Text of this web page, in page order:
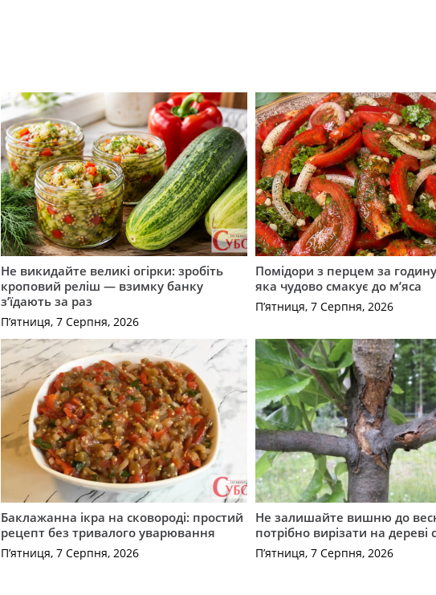
Не викидайте великі огірки: зробіть
кроповий реліш — взимку банку
з’їдають за раз
П’ятниця, 7 Серпня, 2026
Помідори з перцем за
яка чудово смакує до м’яса
П’ятниця, 7 Серпня, 2026
Баклажанна ікра на сковороді: простий
рецепт без тривалого уварювання
П’ятниця, 7 Серпня, 2026
Не залишайте вишню до
потрібно вирізати на дереві
П’ятниця, 7 Серпня, 2026